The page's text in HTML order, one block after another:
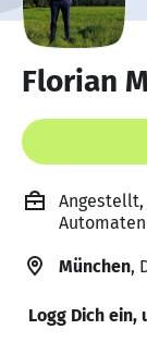
Florian
Angestellt,
München,
Logg Dich ein,